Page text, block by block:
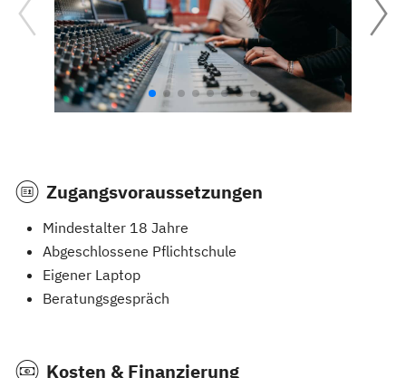
Zugangsvoraussetzungen
Mindestalter 18 Jahre
Abgeschlossene Pflichtschule
Eigener Laptop
Beratungsgespräch
Kosten & Finanzierung